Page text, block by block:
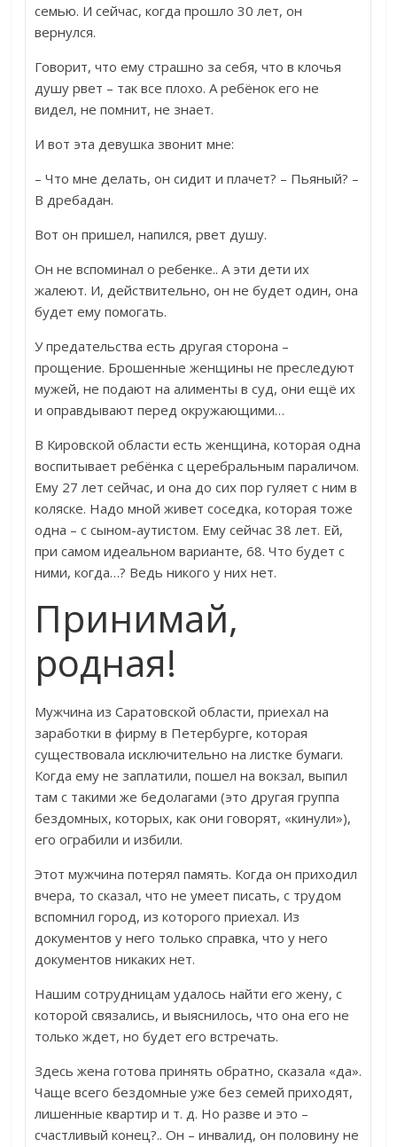
семью. И сейчас, когда прошло 30 лет, он
вернулся.
Говорит, что ему страшно за себя, что в клочья
душу рвет – так все плохо. А ребёнок его не
видел, не помнит, не знает.
И вот эта девушка звонит мне:
– Что мне делать, он сидит и плачет? – Пьяный? –
В дребадан.
Вот он пришел, напился, рвет душу.
Он не вспоминал о ребенке.. А эти дети их
жалеют. И, действительно, он не будет один, она
будет ему помогать.
У предательства есть другая сторона –
прощение. Брошенные женщины не преследуют
мужей, не подают на алименты в суд, они ещё их
и оправдывают перед окружающими…
В Кировской области есть женщина, которая одна
воспитывает ребёнка с церебральным параличом.
Ему 27 лет сейчас, и она до сих пор гуляет с ним в
коляске. Надо мной живет соседка, которая тоже
одна – с сыном-аутистом. Ему сейчас 38 лет. Ей,
при самом идеальном варианте, 68. Что будет с
ними, когда…? Ведь никого у них нет.
Принимай,
родная!
Мужчина из Саратовской области, приехал на
заработки в фирму в Петербурге, которая
существовала исключительно на листке бумаги.
Когда ему не заплатили, пошел на вокзал, выпил
там с такими же бедолагами (это другая группа
бездомных, которых, как они говорят, «кинули»),
его ограбили и избили.
Этот мужчина потерял память. Когда он приходил
вчера, то сказал, что не умеет писать, с трудом
вспомнил город, из которого приехал. Из
документов у него только справка, что у него
документов никаких нет.
Нашим сотрудницам удалось найти его жену, с
которой связались, и выяснилось, что она его не
только ждет, но будет его встречать.
Здесь жена готова принять обратно, сказала «да».
Чаще всего бездомные уже без семей приходят,
лишенные квартир и т. д. Но разве и это –
счастливый конец?.. Он – инвалид, он половину не